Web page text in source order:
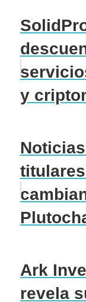
y
Ark
revela